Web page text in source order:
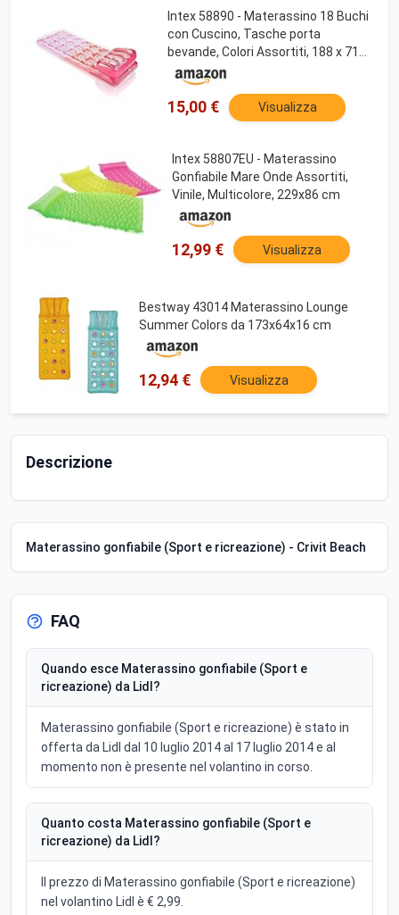
Intex 58890 - Materassino 18 Buchi
con Cuscino, Tasche porta
bevande, Colori Assortiti, 188 x 71
cm
15,00 € Visualizza
Intex 58807EU - Materassino
Gonfiabile Mare Onde Assortiti,
Vinile, Multicolore, 229x86 cm
12,99 € Visualizza
Bestway 43014 Materassino Lounge
Summer Colors da 173x64x16 cm
12,94 € Visualizza
Descrizione
Materassino gonfiabile (Sport e ricreazione) - Crivit Beach
FAQ
Quando esce Materassino gonfiabile (Sport e
ricreazione) da Lidl?
Materassino gonfiabile (Sport e ricreazione) è stato in
offerta da Lidl dal 10 luglio 2014 al 17 luglio 2014 e al
momento non è presente nel volantino in corso.
Quanto costa Materassino gonfiabile (Sport e
ricreazione) da Lidl?
Il prezzo di Materassino gonfiabile (Sport e ricreazione)
nel volantino Lidl è € 2,99.